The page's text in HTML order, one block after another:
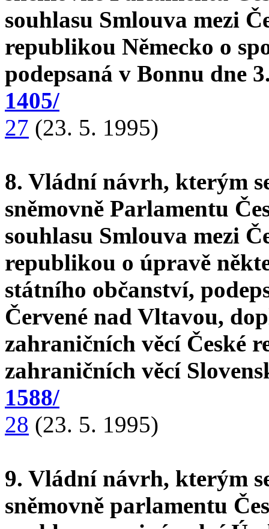
souhlasu Smlouva mezi
republikou Německo o
podepsaná v Bonnu dne
1405/
27 (23. 5. 1995)
8. Vládní návrh, kterým
sněmovně Parlamentu
souhlasu Smlouva mezi
republikou o úpravě
státního občanství,
Červené nad Vltavou,
zahraničních věcí České
zahraničních věcí
1588/
28 (23. 5. 1995)
9. Vládní návrh, kterým
sněmovně parlamentu